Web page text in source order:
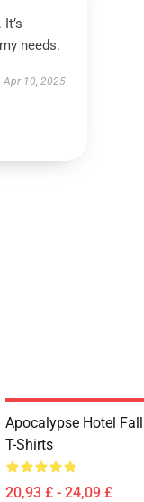
needs.
Apr 10, 2025
Apocalypse Hotel
T-Shirts
20,93 £ - 24,09 £